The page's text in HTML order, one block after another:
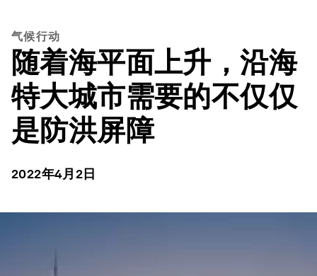
气候行动
随着海平面上升，沿海
特大城市需要的不仅仅
是防洪屏障
2022年4月2日